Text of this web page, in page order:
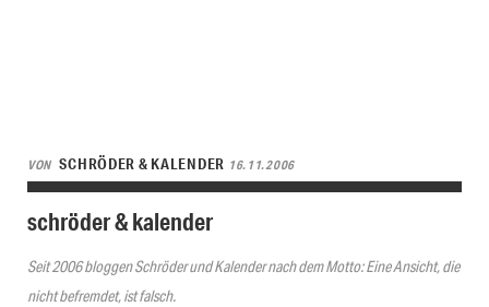
VON SCHRÖDER & KALENDER 16.11.2006
schröder & kalender
Seit 2006 bloggen Schröder und Kalender nach dem Motto: Eine Ansicht, die
nicht befremdet, ist falsch.